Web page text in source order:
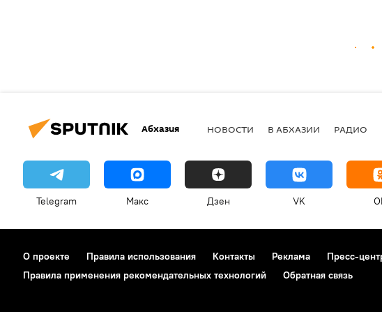
Абхазия НОВОСТИ В АБХАЗИИ РАДИО
Telegram Макс Дзен VK
О проекте Правила использования Контакты Реклама Пресс-
Правила применения рекомендательных технологий
Обратная связь